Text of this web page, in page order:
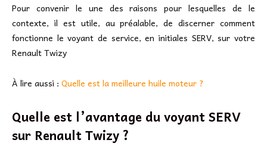
Pour convenir le une des raisons pour lesquelles de le
contexte, il est utile, au préalable, de discerner comment
fonctionne le voyant de service, en initiales SERV, sur votre
Renault Twizy
À lire aussi : Quelle est la meilleure huile moteur ?
Quelle est l’avantage du voyant SERV
sur Renault Twizy ?